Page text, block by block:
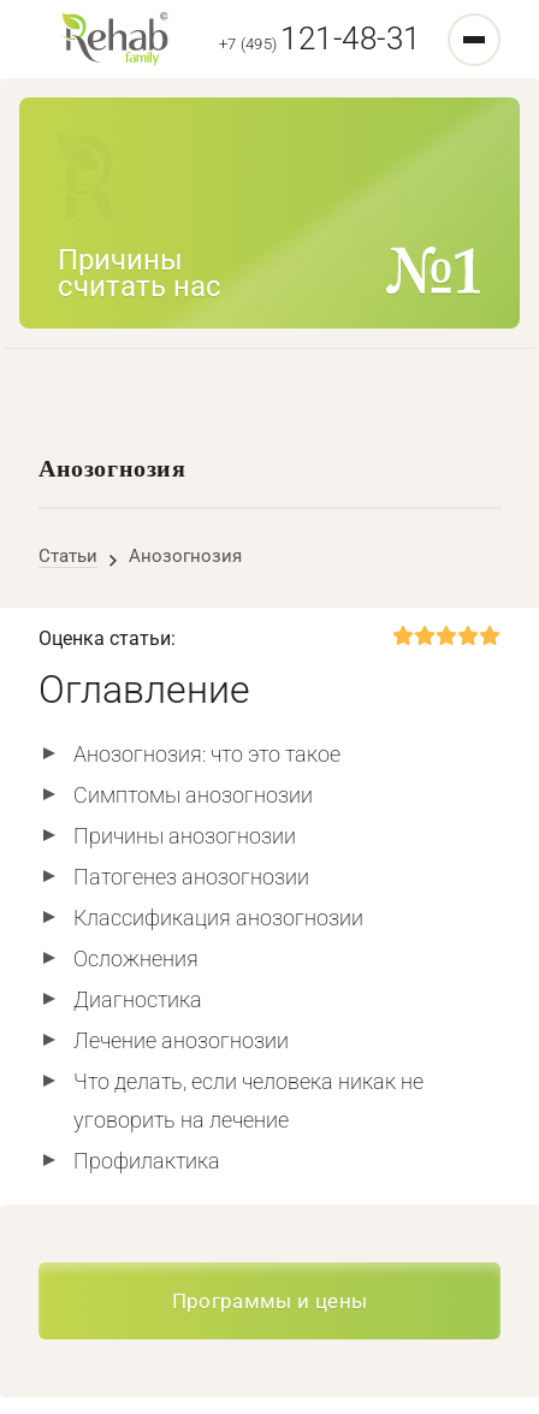
+7 (495) 121-48-31
Причины
считать нас
Анозогнозия
Статьи Анозогнозия
Оценка статьи:
Оглавление
Анозогнозия: что это такое
Симптомы анозогнозии
Причины анозогнозии
Патогенез анозогнозии
Классификация анозогнозии
Осложнения
Диагностика
Лечение анозогнозии
Что делать, если человека никак не
уговорить на лечение
Профилактика
Программы и цены